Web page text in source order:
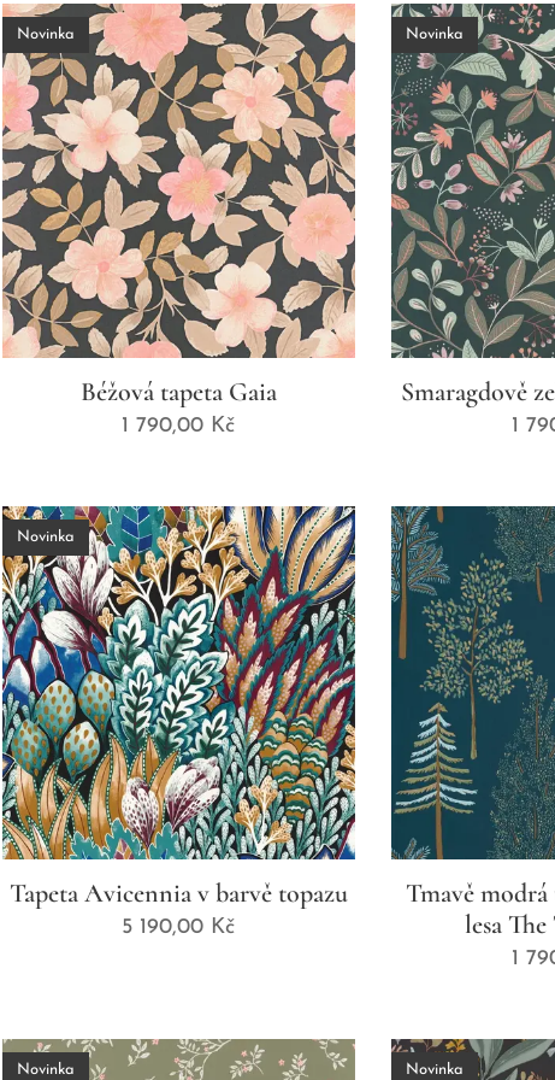
Béžová tapeta Gaia
Novinka
1 790,00 Kč
Smaragdově
Novinka
1
Tapeta Avicennia v barvě topazu
Novinka
5 190,00 Kč
Tmavě
lesa
1
Novinka Novinka